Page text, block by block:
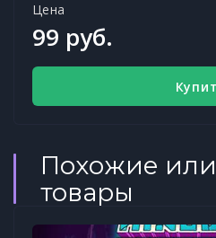
Цена
99 руб.
Похожие
товары